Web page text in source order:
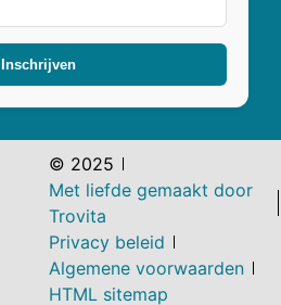
© 2025
Met liefde gemaakt door
Trovita
Privacy beleid
Algemene voorwaarden
HTML sitemap